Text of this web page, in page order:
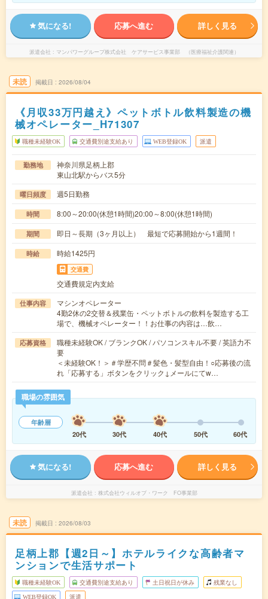
気になる! 応募へ進む 詳しく見る
派遣会社 マンパワーグループ株式会社 ケアサービス事業部 （医療福祉介護関連）
未読 掲載日 2026/08/04
《月収33万円越え》ペットボトル飲料製造の機
械オペレーター_H71307
職種未経験OK 交通費別途支給あり WEB登録OK 派遣
勤務地
神奈川県足柄上郡
東山北駅からバス5分
曜日頻度 週5日勤務
時間 8:00～20:00(休憩1時間)20:00～8:00(休憩1時間)
期間 即日～長期（3ヶ月以上） 最短で応募開始から1週間！
時給 時給1425円
交通費
交通費規定内支給
仕事内容
マシンオペレーター
4勤2休の2交替＆残業缶・ペットボトルの飲料を製造する工
場で、機械オペレーター！！お仕事の内容は…飲…
応募資格
職種未経験OK / ブランクOK / パソコンスキル不要 / 英語力不
要
＜未経験OK！＞＃学歴不問＃髪色・髪型自由！○応募後の流
れ「応募する」ボタンをクリック↓メールにてw…
職場の雰囲気
年齢層
20代
30代 40代 50代 60代
気になる! 応募へ進む 詳しく見る
派遣会社 株式会社ウィルオブ・ワーク FO事業部
未読 掲載日 2026/08/03
足柄上郡【週2日～】ホテルライクな高齢者マ
ンションで生活サポート
職種未経験OK 交通費別途支給あり 土日祝日が休み 残業なし
WEB登録OK 派遣